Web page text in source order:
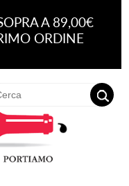
A 89,00€
ORDINE